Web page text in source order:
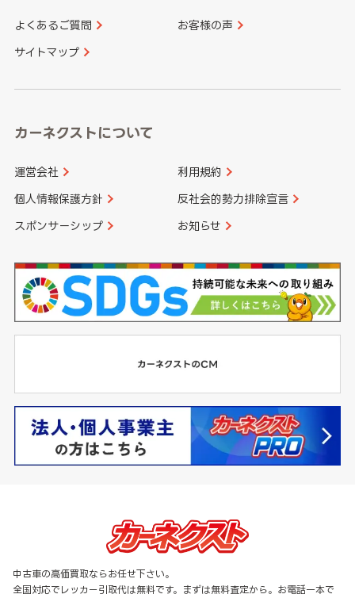
香川県 愛媛県
大分県 宮崎県
よくあるご質問 お客様の声
サイトマップ
カーネクストについて
運営会社 利用規約
個人情報保護方針 反社会的勢力排除宣言
スポンサーシップ お知らせ
中古車の高価買取ならお任せ下さい。
全国対応でレッカー引取代は無料です。まずは無料査定から。お電話一本で